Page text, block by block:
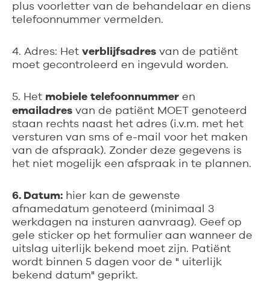
plus voorletter van de behandelaar en diens
telefoonnummer vermelden.
4. Adres: Het verblijfsadres van de patiënt
moet gecontroleerd en ingevuld worden.
5. Het mobiele telefoonnummer en
emailadres van de patiënt MOET genoteerd
staan rechts naast het adres (i.v.m. met het
versturen van sms of e-mail voor het maken
van de afspraak). Zonder deze gegevens is
het niet mogelijk een afspraak in te plannen.
6. Datum: hier kan de gewenste
afnamedatum genoteerd (minimaal 3
werkdagen na insturen aanvraag). Geef op
gele sticker op het formulier aan wanneer de
uitslag uiterlijk bekend moet zijn. Patiënt
wordt binnen 5 dagen voor de " uiterlijk
bekend datum" geprikt.